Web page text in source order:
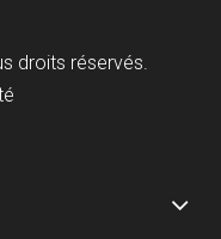
droits réservés.